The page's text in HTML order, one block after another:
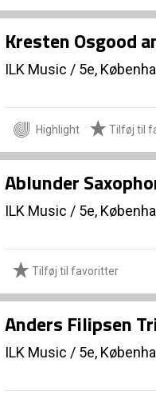
Kresten Osgood
ILK Music / 5e,
Highlight Tilføj til
Ablunder
ILK Music / 5e,
Tilføj til favoritter
Anders Filipsen
ILK Music / 5e,